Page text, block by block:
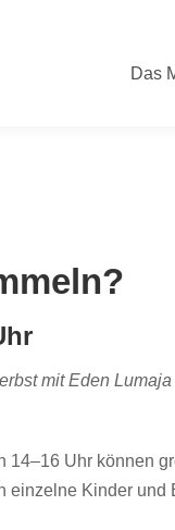
Das
mit Eden Lumaja
14–16 Uhr können
Kinder